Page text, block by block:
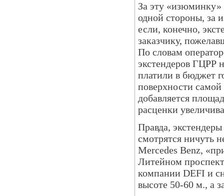
За эту «изюминку»
одной стороны, за
если, конечно,
заказчику,
По словам
экстендеров ГЦРР
платили в бюджет
поверхности самой
добавляется
расценки
Правда,
смотрятся ничуть
Mercedes Benz,
Литейном
компании DEFI и
высоте 50-60 м., а